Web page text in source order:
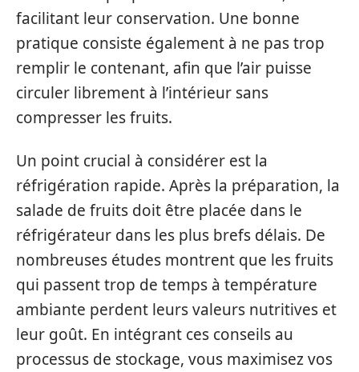
facilitant leur conservation. Une bonne
pratique consiste également à ne pas trop
remplir le contenant, afin que l’air puisse
circuler librement à l’intérieur sans
compresser les fruits.
Un point crucial à considérer est la
réfrigération rapide. Après la préparation, la
salade de fruits doit être placée dans le
réfrigérateur dans les plus brefs délais. De
nombreuses études montrent que les fruits
qui passent trop de temps à température
ambiante perdent leurs valeurs nutritives et
leur goût. En intégrant ces conseils au
processus de stockage, vous maximisez vos